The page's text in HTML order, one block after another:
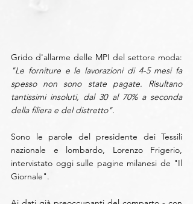
"Le forniture e le lavorazioni di 4-5 mesi fa
spesso non sono state pagate. Risultano
tantissimi insoluti, dal 30 al 70% a seconda
della filiera e del distretto".
Sono le parole del presidente dei Tessili
nazionale e lombardo, Lorenzo Frigerio,
intervistato oggi sulle pagine milanesi de "Il
Giornale".